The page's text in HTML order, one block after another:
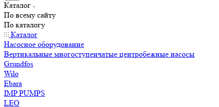
Каталог
По всему сайту
По каталогу
Каталог
Насосное оборудование
Вертикальные многоступенчатые центробежные насосы
Grundfos
Wilo
Ebara
IMP PUMPS
LEO